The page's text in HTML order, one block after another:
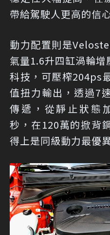
帶給駕駛人更高的信
動力配置則是
氣量1.6升四缸渦輪
科技，可壓榨204ps
值扭力輸出，透過7
傳遞，從靜止狀態
秒，在120萬的掀背
得上是同級動力最優